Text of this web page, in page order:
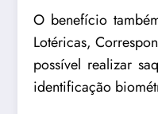
O benefício
Lotéricas,
possível realizar
identificação